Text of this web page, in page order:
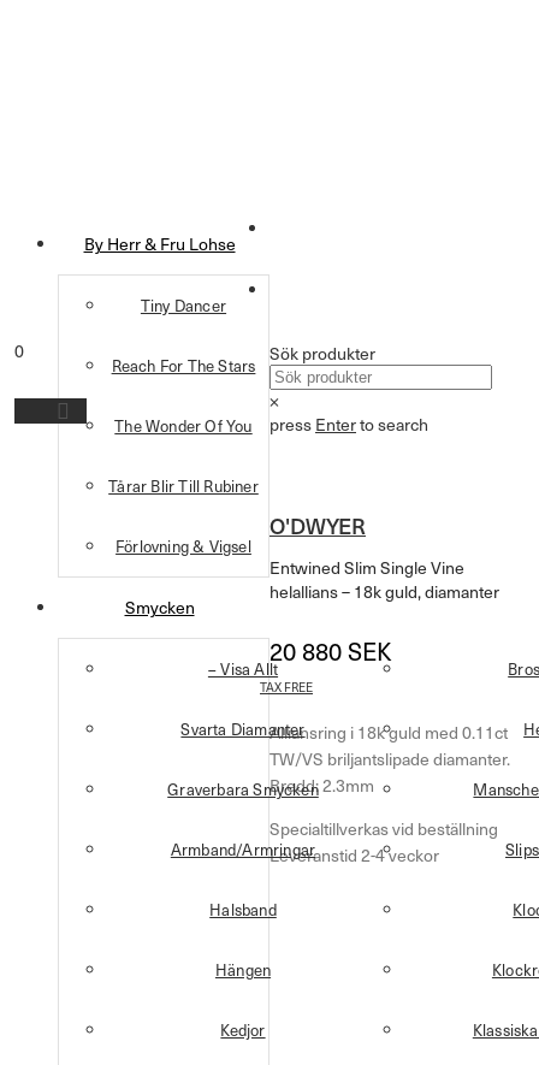
By Herr & Fru Lohse
Tiny Dancer
Reach For The Stars
The Wonder Of You
Tårar Blir Till Rubiner
Förlovning & Vigsel
Smycken
– Visa Allt
Svarta Diamanter
Graverbara Smycken
Armband/Armringar
Halsband
Hängen
Kedjor
0 Sök produkter
×
press Enterto search
O'DWYER
Entwined Slim Single Vine
helallians – 18k guld, diamanter
20 880SEK
TAX FREE
Alliansring i 18k guld med 0.11ct
TW/VS briljantslipade diamanter.
Bredd: 2.3mm
Specialtillverkas vid beställning
Leveranstid 2-4 veckor